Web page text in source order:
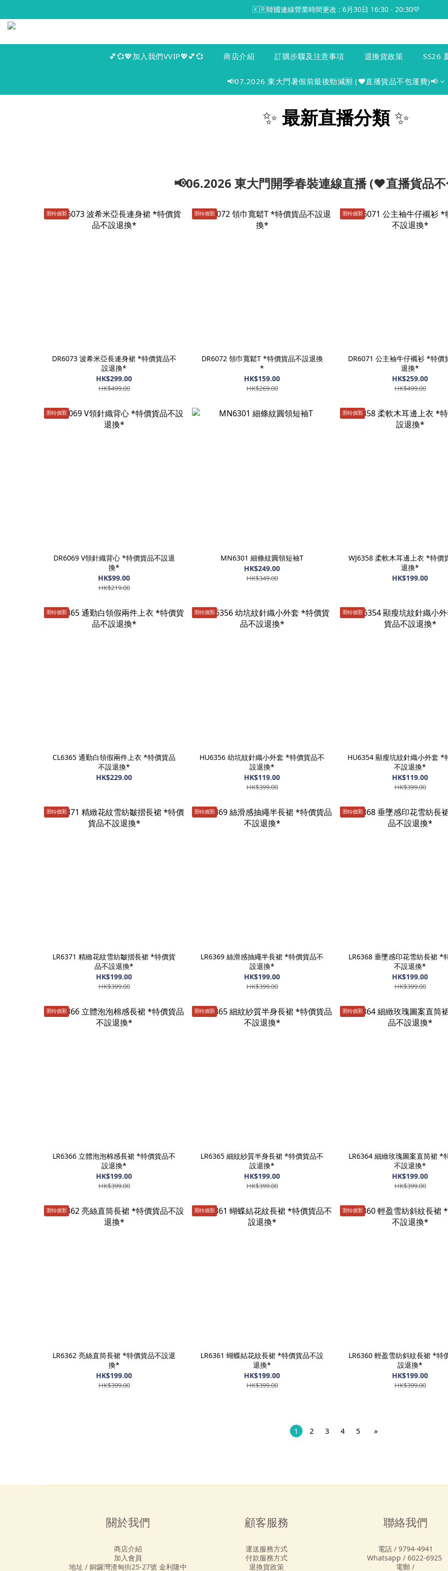
🇰🇷韓國連線營業時間更改 : 6月30日 16:30 - 20:30💛
💕💞💖加入我們VVIP💖💕💞 商店介紹 訂購步驟及注意事項 退換貨政策 SS26
📢07.2026 東大門暑假前最後勁減🈹 (♥️直播貨品不包運費)📢
✨ 最新直播分類✨
📢06.2026 東大門開季春裝連線直播 (♥️直播貨品
🈹️特價🈹️
DR6073 波希米亞長連身裙 *特價貨品不
設退換*
HK$299.00
HK$499.00
🈹️特價🈹️
DR6072 領巾寬鬆T *特價貨品不設退換
*
HK$159.00
HK$269.00
🈹️特價🈹️
DR6071 公主袖牛仔襯衫 *特價
退換*
HK$259.00
HK$499.00
🈹️特價🈹️
DR6069 V領針織背心 *特價貨品不設退
換*
HK$99.00
HK$219.00
MN6301 細條紋圓領短袖T
HK$249.00
HK$349.00
🈹️特價🈹️
WJ6358 柔軟木耳邊上衣 *特價
退換*
HK$199.00
🈹️特價🈹️
CL6365 通勤白領假兩件上衣 *特價貨品
不設退換*
HK$229.00
🈹️特價🈹️
HU6356 幼坑紋針織小外套 *特價貨品不
設退換*
HK$119.00
HK$399.00
🈹️特價🈹️
HU6354 顯瘦坑紋針織小外套 *
不設退換*
HK$119.00
HK$399.00
🈹️特價🈹️
LR6371 精緻花紋雪紡皺摺長裙 *特價貨
品不設退換*
HK$199.00
HK$399.00
🈹️特價🈹️
LR6369 絲滑感抽繩半長裙 *特價貨品不
設退換*
HK$199.00
HK$399.00
🈹️特價🈹️
LR6368 垂墜感印花雪紡長裙 *
不設退換*
HK$199.00
HK$399.00
🈹️特價🈹️
LR6366 立體泡泡棉感長裙 *特價貨品不
設退換*
HK$199.00
HK$399.00
🈹️特價🈹️
LR6365 細紋紗質半身長裙 *特價貨品不
設退換*
HK$199.00
HK$399.00
🈹️特價🈹️
LR6364 細緻玫瑰圖案直筒裙 *
不設退換*
HK$199.00
HK$399.00
🈹️特價🈹️
LR6362 亮絲直筒長裙 *特價貨品不設退
換*
HK$199.00
HK$399.00
🈹️特價🈹️
LR6361 蝴蝶結花紋長裙 *特價貨品不設
退換*
HK$199.00
HK$399.00
🈹️特價🈹️
LR6360 輕盈雪紡斜紋長裙 *特
設退換*
HK$199.00
HK$399.00
1 2 3 4 5 »
關於我們
商店介紹
加入會員
地址 / 銅鑼灣渣甸街25-27號 金利隆中
顧客服務
運送服務方式
付款服務方式
退換貨政策
聯絡我們
電話 / 9794-4941
Whatsapp / 6022-6925
電郵 /